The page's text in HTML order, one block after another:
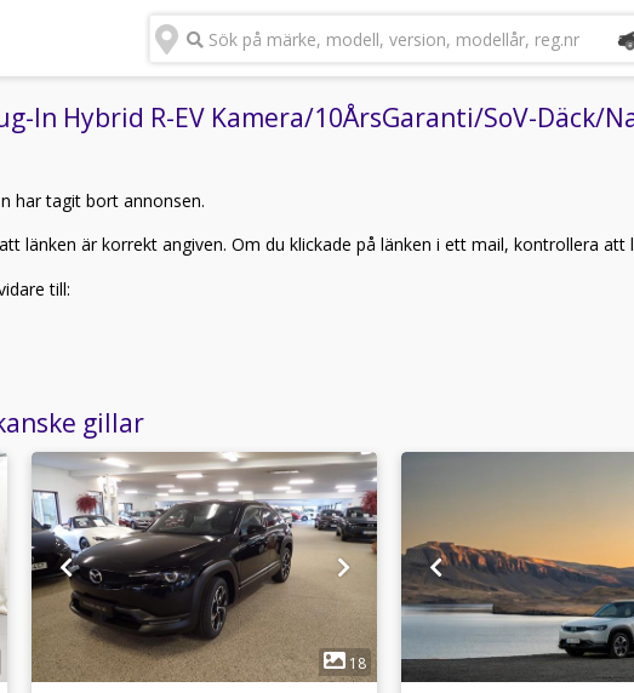
Sök på märke, modell, version, modellår, reg.nr
In Hybrid R-EV Kamera/10ÅrsGaranti/SoV-Däck/
har tagit bort annonsen.
länken är korrekt angiven. Om du klickade på länken i ett mail, kontrollera att
till:
gillar
1
18
1